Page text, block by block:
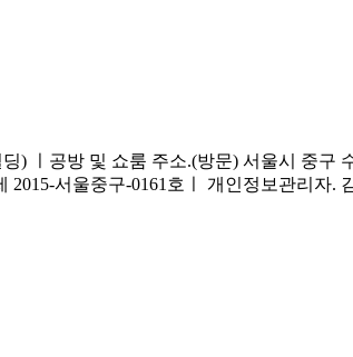
ㅣ공방 및 쇼룸 주소.(방문) 서울시 중구
2015-서울중구-0161호ㅣ 개인정보관리자.